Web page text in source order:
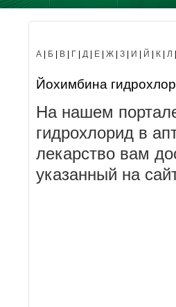
А Б В Г Д Е Ж З И Й К Л
Йохимбина
На нашем
гидрохлорид в
лекарство вам
указанный на